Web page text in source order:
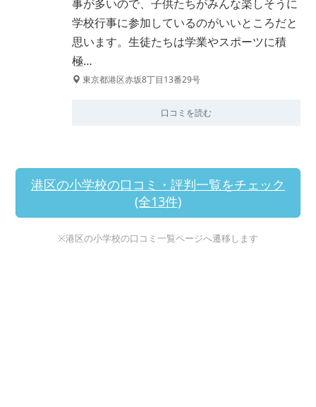
事が多いので、子供たちがみんな楽しそうに
学校行事に参加しているのがいいところだと
思います。生徒たちは学業やスポーツに積
極…
東京都港区赤坂8丁目13番29号
口コミを読む
港区の小学校の口コミ・評判一覧をチェック
(全13件)
※港区の小学校の口コミ一覧ページへ遷移します